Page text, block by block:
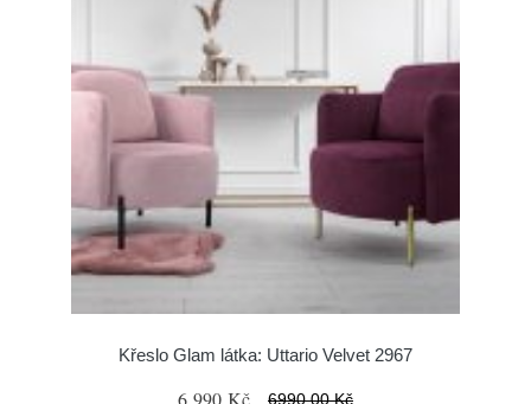
Křeslo Glam látka: Uttario Velvet 2967
6 990 Kč 6990.00 Kč